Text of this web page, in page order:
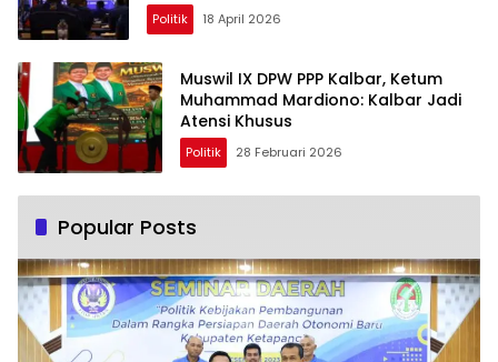
Politik 18 April 2026
Muswil IX DPW PPP Kalbar, Ketum
Muhammad Mardiono: Kalbar Jadi
Atensi Khusus
Politik 28 Februari 2026
Popular Posts